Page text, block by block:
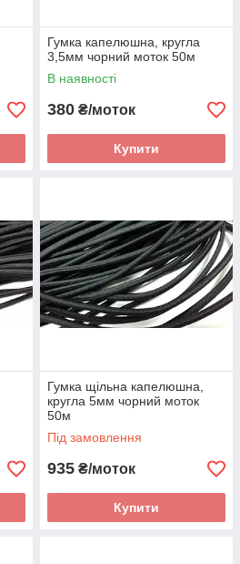
Гумка капелюшна, кругла
3,5мм чорний моток 50м
В наявності
380 ₴/моток
Купити
Гумка щільна капелюшна,
кругла 5мм чорний моток
50м
Під замовлення
935 ₴/моток
Купити